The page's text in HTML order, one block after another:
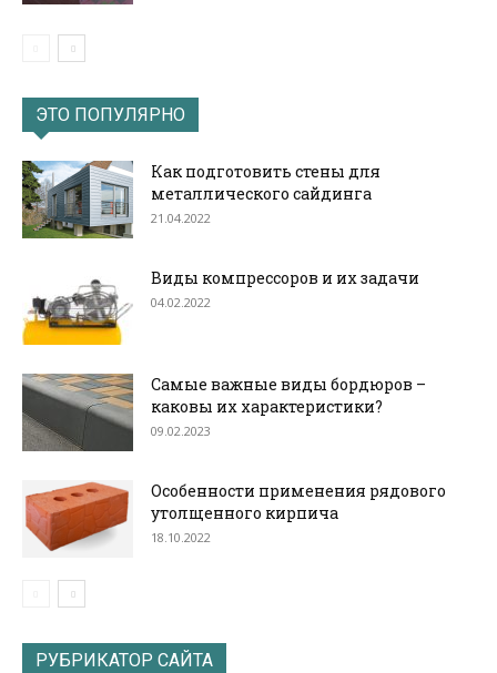
ЭТО ПОПУЛЯРНО
Как подготовить стены для
металлического сайдинга
21.04.2022
Виды компрессоров и их задачи
04.02.2022
Самые важные виды бордюров –
каковы их характеристики?
09.02.2023
Особенности применения рядового
утолщенного кирпича
18.10.2022
РУБРИКАТОР САЙТА